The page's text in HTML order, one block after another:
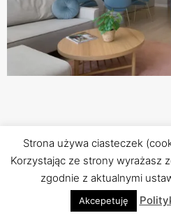
Strona używa ciasteczek
Korzystając ze strony wyrażasz
zgodnie z aktualnymi
Akcepetuję